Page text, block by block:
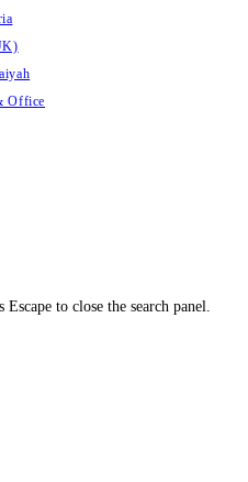
Office
Escape to close the search panel.